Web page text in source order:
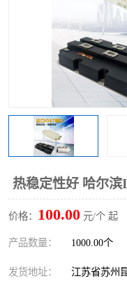
热稳定性好 哈尔
价格： 100.00 元/个 起
产品数量： 1000.00个
发货地址： 江苏省苏州